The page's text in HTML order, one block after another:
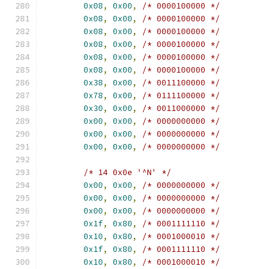
0x08, 0x00,
/* 0000100000 */
0x08, 0x00,
/* 0000100000 */
0x08, 0x00,
/* 0000100000 */
0x08, 0x00,
/* 0000100000 */
0x08, 0x00,
/* 0000100000 */
0x08, 0x00,
/* 0000100000 */
0x38, 0x00,
/* 0011100000 */
0x78, 0x00,
/* 0111100000 */
0x30, 0x00,
/* 0011000000 */
0x00, 0x00,
/* 0000000000 */
0x00, 0x00,
/* 0000000000 */
0x00, 0x00, /* 0000000000 */
/* 14 0x0e '^N' */
0x00, 0x00,
/* 0000000000 */
0x00, 0x00,
/* 0000000000 */
0x00, 0x00,
/* 0000000000 */
0x1f, 0x80,
/* 0001111110 */
0x10, 0x80,
/* 0001000010 */
0x1f, 0x80,
/* 0001111110 */
0x10, 0x80,
/* 0001000010 */